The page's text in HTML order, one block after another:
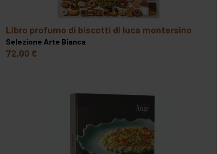
libro profumo di biscotti di luca montersino
Selezione Arte Bianca
72,00 €